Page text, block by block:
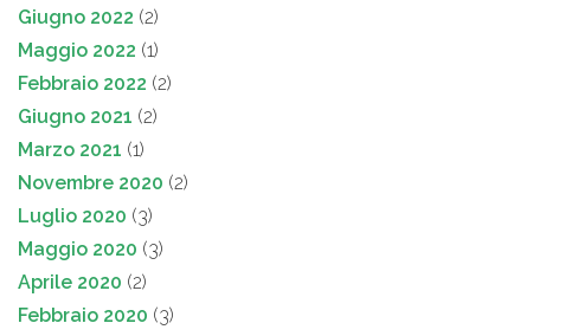
Giugno 2022 (2)
Maggio 2022 (1)
Febbraio 2022 (2)
Giugno 2021 (2)
Marzo 2021 (1)
Novembre 2020 (2)
Luglio 2020 (3)
Maggio 2020 (3)
Aprile 2020 (2)
Febbraio 2020 (3)